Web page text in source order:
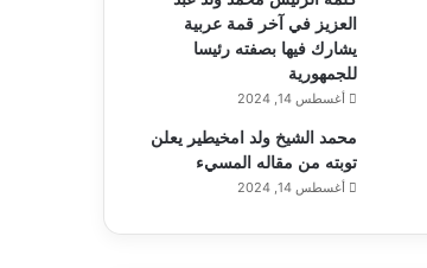
العزيز في آخر قمة عربية
يشارك فيها بصفته رئيسا
للجمهورية
أغسطس 14, 2024
محمد الشيخ ولد امخيطير يعلن
توبته من مقاله المسيء
أغسطس 14, 2024